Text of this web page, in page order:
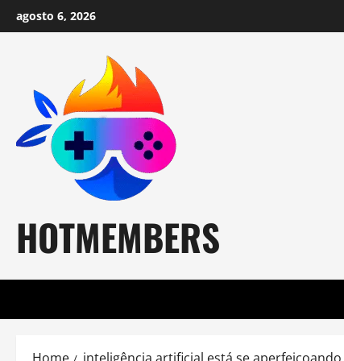
Skip
to
agosto 6, 2026
HOTMEMBERS